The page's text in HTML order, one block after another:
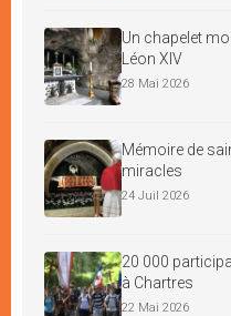
Un chapelet
Léon XIV
28 Mai 2026
Mémoire de
miracles
24 Juil 2026
20 000
à Chartres
22 Mai 2026